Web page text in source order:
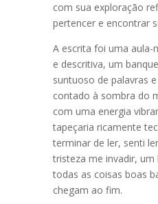
com sua exploração
pertencer e encontrar
A escrita foi uma aula-
e descritiva, um
suntuoso de palavras
contado à sombra do
com uma energia
tapeçaria ricamente
terminar de ler, senti
tristeza me invadir,
todas as coisas boas
chegam ao fim.